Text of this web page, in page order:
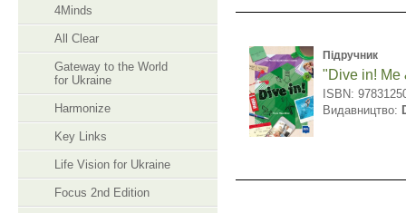
4Minds
All Clear
Gateway to the World
for Ukraine
Harmonize
Key Links
Life Vision for Ukraine
Focus 2nd Edition
Підручник
"Dive in! Me
ISBN:
Видавництво: